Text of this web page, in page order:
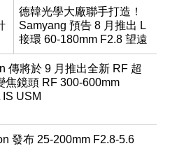
德韓光學大廠聯手打造！
Samyang 預告 8 月推出 L
接環 60-180mm F2.8 望遠
變焦鏡
傳將於 9 月推出全新 RF 超
焦鏡頭 RF 300-600mm
IS USM
發布 25-200mm F2.8-5.6